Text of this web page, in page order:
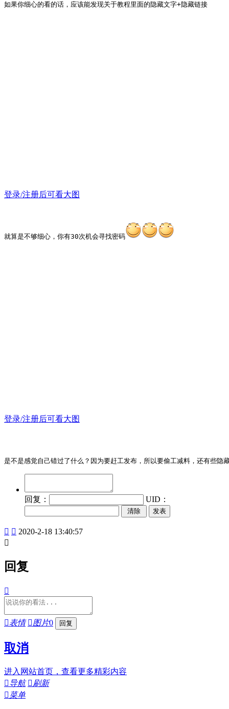
如果你细心的看的话，应该能发现关于教程里面的隐藏文字+隐藏链接
登录/注册后可看大图
就算是不够细心，你有30次机会寻找密码
登录/注册后可看大图
是不是感觉自己错过了什么？因为要赶工发布，所以要偷工减料，还有些
回复： UID：
发表
  2020-2-18 13:40:57

回复

表情 图片0
取消
进入网站首页，查看更多精彩内容
导航 刷新
菜单